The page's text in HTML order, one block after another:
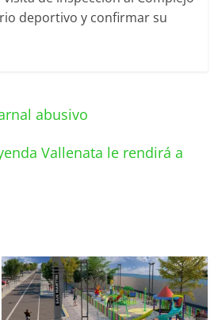
deportivo y confirmar su
abusivo
Vallenata le rendirá a